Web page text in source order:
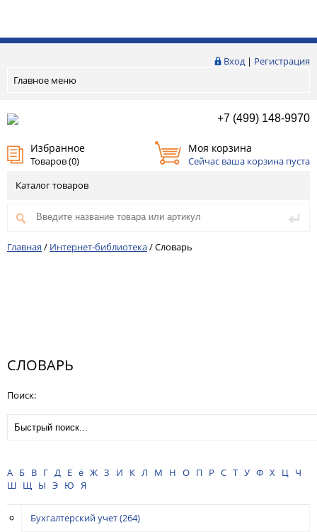
Вход| Регистрация
Главное меню
+7 (499) 148-9970
Избранное
Товаров (0)
Моя корзина
Сейчас ваша корзина пуста
Каталог товаров
Главная / Интернет-библиотека/Словарь
СЛОВАРЬ
Поиск:
А Б В Г Д Е ё Ж З И К Л М Н О П Р С Т У Ф Х Ц
Ч
Ш Щ Ы Э Ю Я
Бухгалтерский учет(264)